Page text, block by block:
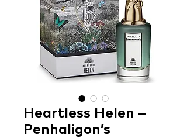
Heartless Helen –
Penhaligon’s